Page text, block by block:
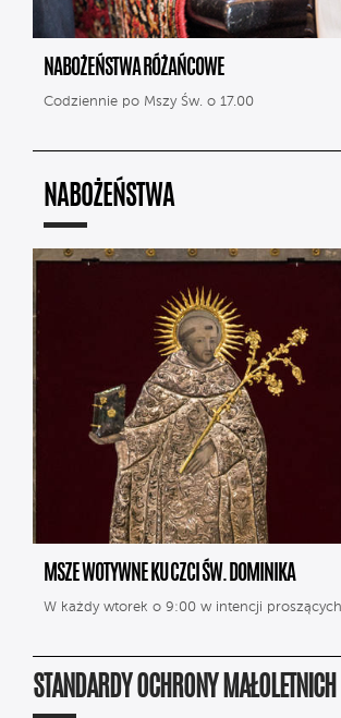
NABOŻEŃSTWA RÓŻAŃCOWE
Codziennie po Mszy Św. o 17.00
NABOŻEŃSTWA
MSZE WOTYWNE KU CZCI ŚW. DOMINIKA
W każdy wtorek o 9:00 w intencji
STANDARDY OCHRONY MAŁOLETNICH